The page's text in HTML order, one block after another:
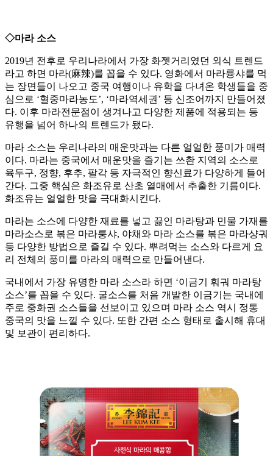
◇마라 소스
2019년 전후로 우리나라에서 가장 화젯거리였던 외식 트렌드
라고 하면 마라(麻辣)를 꼽을 수 있다. 영화에서 마라륭샤를 먹
는 장면들이 나오고 중국 여행이나 유학을 다녀온 학생들을 중
심으로 ‘혈중마라농도’, ‘마라역세권’ 등 신조어까지 만들어졌
다. 이후 마라전문점이 생겨나고 다양한 제품에 적용되는 등
유행을 넘어 하나의 트렌드가 됐다.
마라 소스는 우리나라의 매운맛과는 다른 얼얼한 풍미가 매력
이다. 마라는 중국에서 매운맛을 즐기는 쓰촨 지역의 소스로
육두구, 정향, 후추, 팔각 등 자극적인 향신료가 다양하게 들어
간다. 그중 핵심은 화조유로 산초 열매에서 추출한 기름이다.
화조유는 얼얼한 맛을 극대화시킨다.
마라는 소스에 다양한 재료를 넣고 끓인 마라탕과 민물 가재를
마라소스로 볶은 마라룽샤, 야채와 마라 소스를 볶은 마라샹궈
등 다양한 방법으로 즐길 수 있다. 뿌려먹는 소스와 다르게 요
리 전체의 풍미를 마라의 매력으로 만들어낸다.
국내에서 가장 유명한 마라 소스라 하면 ‘이금기 훠궈 마라탕
소스’를 꼽을 수 있다. 굴소스를 처음 개발한 이금기는 국내에
주로 중화권 소스들을 선보이고 있으며 마라 소스 역시 정통
중국의 맛을 느낄 수 있다. 또한 간편 소스 형태로 출시해 휴대
및 보관이 편리하다.